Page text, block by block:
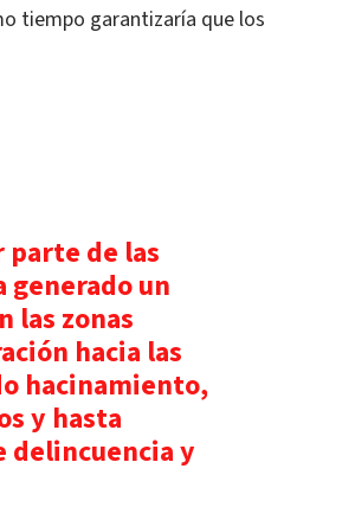
tiempo garantizaría que los
parte de las
un
las zonas
hacia las
hacinamiento,
y hasta
delincuencia y